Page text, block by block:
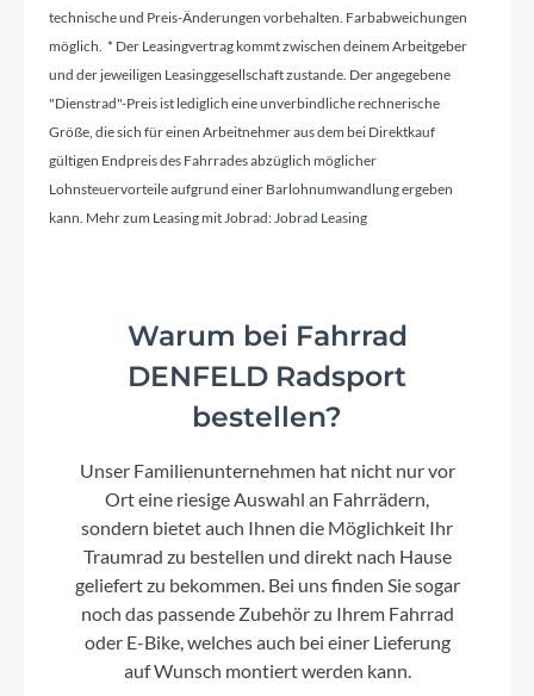
Aluminium
Kurbelgarnitur
FSA CK-220 170mm
Kassette
Lenker
Syncros Welded Alloy Combo 680mm /
Backsweep 9° / Upsweep 8° / 70mm / with front
Light mount
highland green
Motor
Bosch Performance SX EU: 25kmh
technische und Preis-Änderungen vorbehalten. Farbabweichungen
möglich. * Der Leasingvertrag kommt zwischen deinem Arbeitgeber
und der jeweiligen Leasinggesellschaft zustande. Der angegebene
"Dienstrad"-Preis ist lediglich eine unverbindliche rechnerische
Größe, die sich für einen Arbeitnehmer aus dem bei Direktkauf
gültigen Endpreis des Fahrrades abzüglich möglicher
Lohnsteuervorteile aufgrund einer Barlohnumwandlung ergeben
kann. Mehr zum Leasing mit Jobrad:Jobrad Leasing
Warum bei Fahrrad
DENFELD Radsport
bestellen?
Unser Familienunternehmen hat nicht nur vor
Ort eine riesige Auswahl an Fahrrädern,
sondern bietet auch Ihnen die Möglichkeit Ihr
Traumrad zu bestellen und direkt nach Hause
geliefert zu bekommen. Bei uns finden Sie sogar
noch das passende Zubehör zu Ihrem Fahrrad
oder E-Bike, welches auch bei einer Lieferung
auf Wunsch montiert werden kann.